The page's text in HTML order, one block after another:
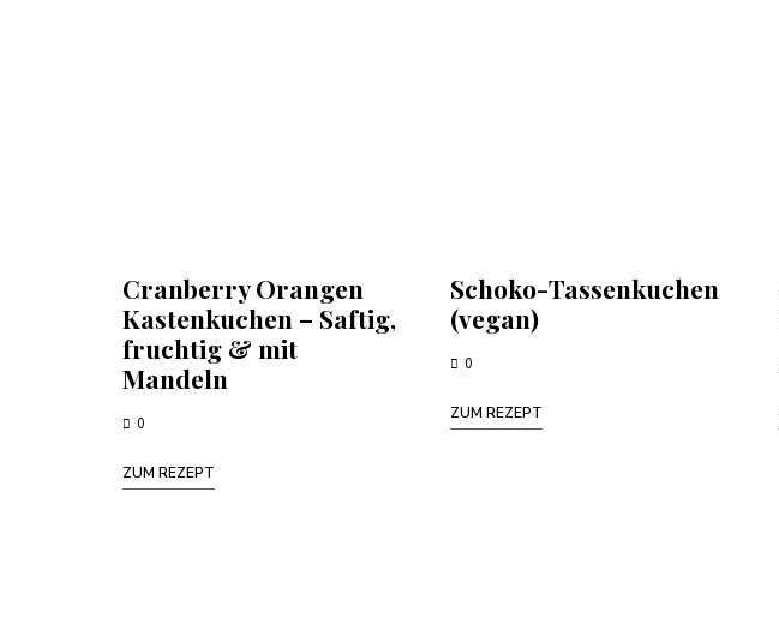
Cranberry Orangen
Kastenkuchen – Saftig,
fruchtig & mit
Mandeln
0
ZUM REZEPT
Schoko-Tassenkuchen
(vegan)
0
ZUM REZEPT